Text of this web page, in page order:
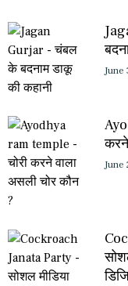
June
करने
June